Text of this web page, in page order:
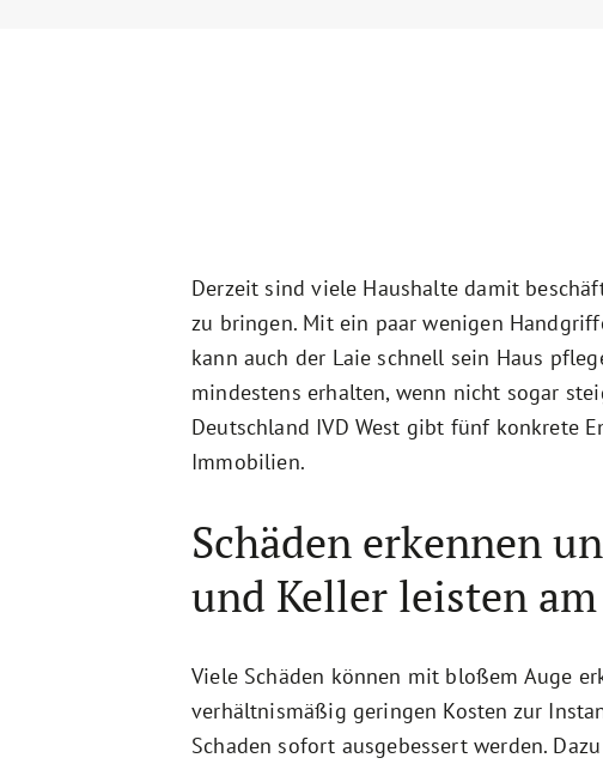
Derzeit sind viele Haushalte damit
zu bringen. Mit ein paar wenigen
kann auch der Laie schnell sein Haus
mindestens erhalten, wenn nicht sogar
Deutschland IVD West gibt fünf konkrete
Immobilien.
Schäden erkennen
und Keller leisten
Viele Schäden können mit bloßem Auge
verhältnismäßig geringen Kosten zur
Schaden sofort ausgebessert werden.